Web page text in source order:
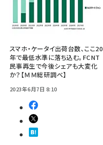
スマホ・ケータイ出荷台数、ここ20
年で最低水準に落ち込む。FCNT
民事再生で今後シェアも大変化
か？【ＭＭ総研調べ】
2023年6月7日 8:10